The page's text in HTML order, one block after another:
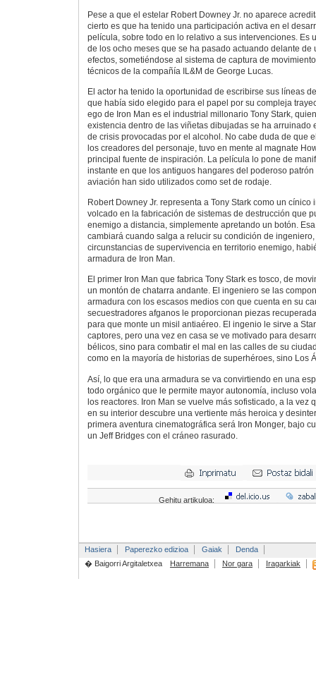
Pese a que el estelar Robert Downey Jr. no aparece
cierto es que ha tenido una participación activa en el
película, sobre todo en lo relativo a sus intervenciones. Es
de los ocho meses que se ha pasado actuando delante de
efectos, sometiéndose al sistema de captura de
técnicos de la compañía IL&M de George Lucas.
El actor ha tenido la oportunidad de escribirse sus líneas
que había sido elegido para el papel por su compleja
ego de Iron Man es el industrial millonario Tony Stark,
existencia dentro de las viñetas dibujadas se ha arruinado
de crisis provocadas por el alcohol. No cabe duda de que
los creadores del personaje, tuvo en mente al magnate
principal fuente de inspiración. La película lo pone de
instante en que los antiguos hangares del poderoso
aviación han sido utilizados como set de rodaje.
Robert Downey Jr. representa a Tony Stark como un
volcado en la fabricación de sistemas de destrucción que
enemigo a distancia, simplemente apretando un botón.
cambiará cuando salga a relucir su condición de
circunstancias de supervivencia en territorio enemigo,
armadura de Iron Man.
El primer Iron Man que fabrica Tony Stark es tosco, de
un montón de chatarra andante. El ingeniero se las
armadura con los escasos medios con que cuenta en su
secuestradores afganos le proporcionan piezas
para que monte un misil antiaéreo. El ingenio le sirve a
captores, pero una vez en casa se ve motivado para
bélicos, sino para combatir el mal en las calles de su
como en la mayoría de historias de superhéroes, sino Los
Así, lo que era una armadura se va convirtiendo en una
todo orgánico que le permite mayor autonomía, incluso
los reactores. Iron Man se vuelve más sofisticado, a la vez
en su interior descubre una vertiente más heroica y
primera aventura cinematográfica será Iron Monger, bajo
un Jeff Bridges con el cráneo rasurado.
Gehitu artikuloa:
Hasiera Paperezko edizioa Gaiak
Denda
� Baigorri Argitaletxea
Harremana Nor gara Iragarkiak